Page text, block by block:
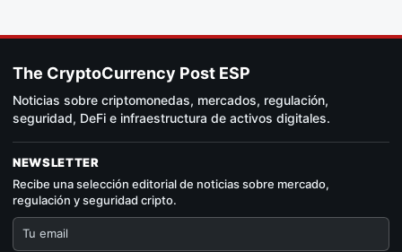
The CryptoCurrency Post ESP
Noticias sobre criptomonedas, mercados, regulación,
seguridad, DeFi e infraestructura de activos digitales.
NEWSLETTER
Recibe una selección editorial de noticias sobre mercado,
regulación y seguridad cripto.